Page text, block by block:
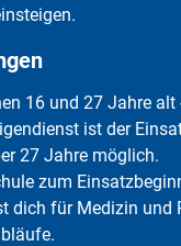
16 und 27 Jahre alt
ist der
27 Jahre möglich.
zum
dich für Medizin und